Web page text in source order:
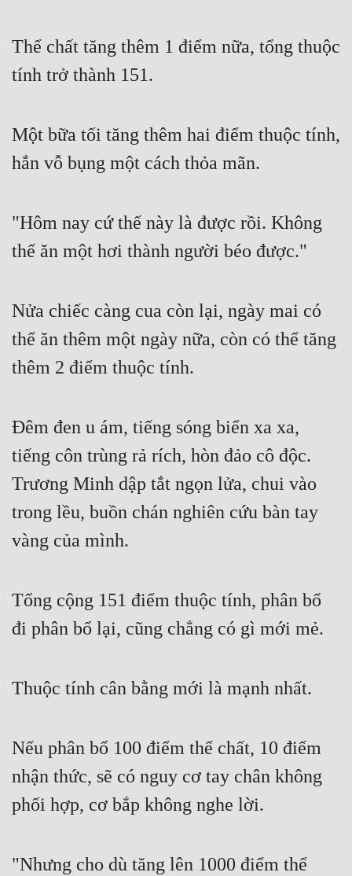
Thể chất tăng thêm 1 điểm nữa, tổng thuộc
tính trở thành 151.
Một bữa tối tăng thêm hai điểm thuộc tính,
hắn vỗ bụng một cách thỏa mãn.
"Hôm nay cứ thế này là được rồi. Không
thể ăn một hơi thành người béo được."
Nửa chiếc càng cua còn lại, ngày mai có
thể ăn thêm một ngày nữa, còn có thể tăng
thêm 2 điểm thuộc tính.
Đêm đen u ám, tiếng sóng biển xa xa,
tiếng côn trùng rả rích, hòn đảo cô độc.
Trương Minh dập tắt ngọn lửa, chui vào
trong lều, buồn chán nghiên cứu bàn tay
vàng của mình.
Tổng cộng 151 điểm thuộc tính, phân bổ
đi phân bổ lại, cũng chẳng có gì mới mẻ.
Thuộc tính cân bằng mới là mạnh nhất.
Nếu phân bổ 100 điểm thể chất, 10 điểm
nhận thức, sẽ có nguy cơ tay chân không
phối hợp, cơ bắp không nghe lời.
"Nhưng cho dù tăng lên 1000 điểm thể